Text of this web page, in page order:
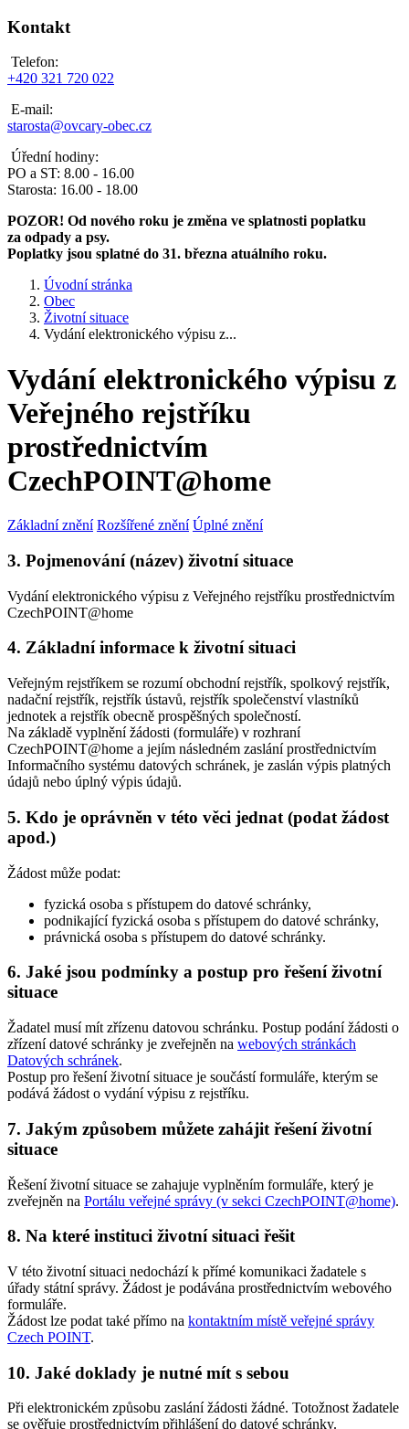
Kontakt
Telefon:
+420 321 720 022
E-mail:
starosta@ovcary-obec.cz
Úřední hodiny:
PO a ST: 8.00 - 16.00
Starosta: 16.00 - 18.00
POZOR! Od nového roku je změna ve splatnosti poplatku
za odpady a psy.
Poplatky jsou splatné do 31. března atuálního roku.
Úvodní stránka
Obec
Životní situace
Vydání elektronického výpisu z...
Vydání elektronického výpisu z
Veřejného rejstříku
prostřednictvím
CzechPOINT@home
Základní znění Rozšířené znění Úplné znění
3. Pojmenování (název) životní situace
Vydání elektronického výpisu z Veřejného rejstříku prostřednictvím
CzechPOINT@home
4. Základní informace k životní situaci
Veřejným rejstříkem se rozumí obchodní rejstřík, spolkový rejstřík,
nadační rejstřík, rejstřík ústavů, rejstřík společenství vlastníků
jednotek a rejstřík obecně prospěšných společností.
Na základě vyplnění žádosti (formuláře) v rozhraní
CzechPOINT@home a jejím následném zaslání prostřednictvím
Informačního systému datových schránek, je zaslán výpis platných
údajů nebo úplný výpis údajů.
5. Kdo je oprávněn v této věci jednat (podat žádost
apod.)
Žádost může podat:
fyzická osoba s přístupem do datové schránky,
podnikající fyzická osoba s přístupem do datové schránky,
právnická osoba s přístupem do datové schránky.
6. Jaké jsou podmínky a postup pro řešení životní
situace
Žadatel musí mít zřízenu datovou schránku. Postup podání žádosti o
zřízení datové schránky je zveřejněn na webových stránkách
Datových schránek.
Postup pro řešení životní situace je součástí formuláře, kterým se
podává žádost o vydání výpisu z rejstříku.
7. Jakým způsobem můžete zahájit řešení životní
situace
Řešení životní situace se zahajuje vyplněním formuláře, který je
zveřejněn na Portálu veřejné správy (v sekci CzechPOINT@home).
8. Na které instituci životní situaci řešit
V této životní situaci nedochází k přímé komunikaci žadatele s
úřady státní správy. Žádost je podávána prostřednictvím webového
formuláře.
Žádost lze podat také přímo na kontaktním místě veřejné správy
Czech POINT.
10. Jaké doklady je nutné mít s sebou
Při elektronickém způsobu zaslání žádosti žádné. Totožnost žadatele
se ověřuje prostřednictvím přihlášení do datové schránky.